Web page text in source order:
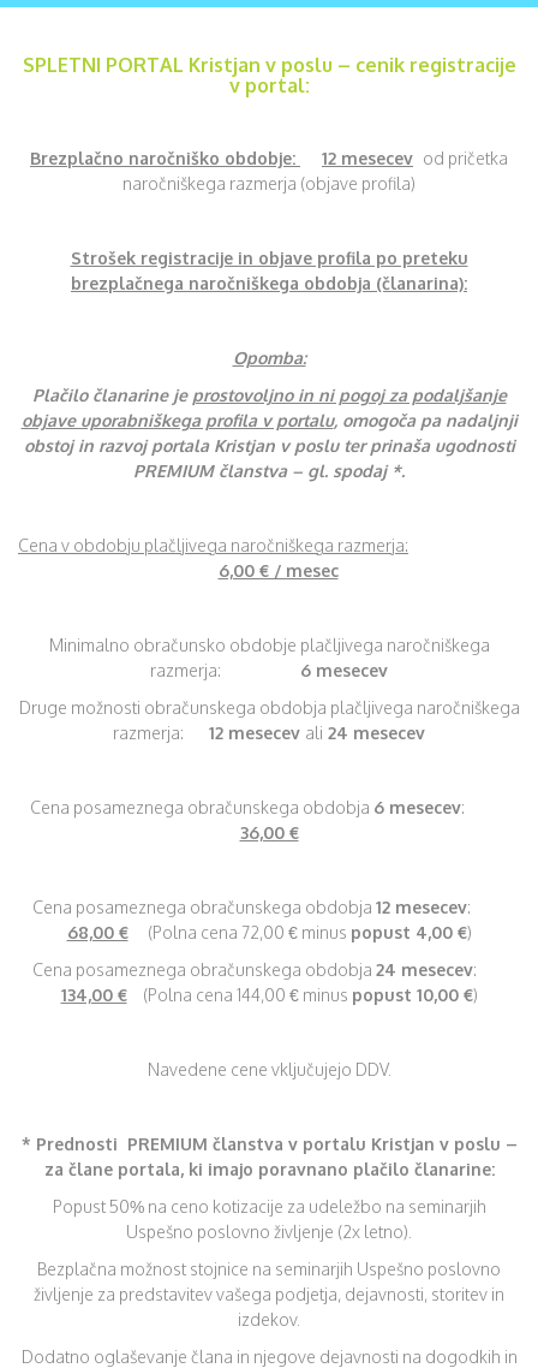
SPLETNI PORTAL Kristjan v poslu – cenik registracije
v portal:
Brezplačno naročniško obdobje: 12 mesecev od pričetka
naročniškega razmerja (objave profila)
Strošek registracije in objave profila po preteku
brezplačnega naročniškega obdobja (članarina):
Opomba:
Plačilo članarine je prostovoljno in ni pogoj za podaljšanje
objave uporabniškega profila v portalu, omogoča pa nadaljnji
obstoj in razvoj portala Kristjan v poslu ter prinaša ugodnosti
PREMIUM članstva – gl. spodaj *.
Cena v obdobju plačljivega naročniškega razmerja:
6,00 € / mesec
Minimalno obračunsko obdobje plačljivega naročniškega
razmerja: 6 mesecev
Druge možnosti obračunskega obdobja plačljivega naročniškega
razmerja: 12 mesecev ali 24 mesecev
Cena posameznega obračunskega obdobja 6 mesecev:
36,00 €
Cena posameznega obračunskega obdobja 12 mesecev:
68,00 €
(Polna cena 72,00 € minus popust 4,00 €)
Cena posameznega obračunskega obdobja 24 mesecev:
134,00 €
(Polna cena 144,00 € minus popust 10,00 €)
Navedene cene vključujejo DDV.
* Prednosti PREMIUM članstva v portalu Kristjan v poslu –
za člane portala, ki imajo poravnano plačilo članarine:
Popust 50% na ceno kotizacije za udeležbo na seminarjih
Uspešno poslovno življenje (2x letno).
Bezplačna možnost stojnice na seminarjih Uspešno poslovno
življenje za predstavitev vašega podjetja, dejavnosti, storitev in
izdekov.
Dodatno oglaševanje člana in njegove dejavnosti na dogodkih in